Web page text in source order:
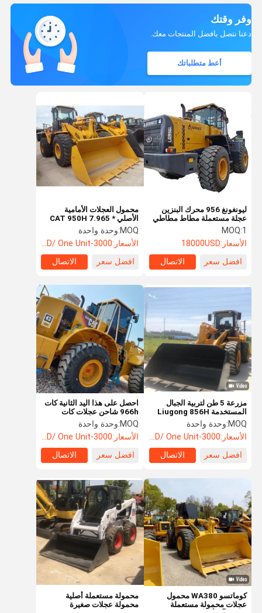
منزل المنتجات أشرطة فيديو حول بنا
وفر وقتك
دعنا نتصل بأفضل المنتجات معك.
أعط متطلباتك
ليونغونغ 956 محرك البنزين
عجلة مستعملة مطاط مطاطي
متوسط 5 طن
MOQ:1
الأسعار:18000USD
افضل سعر
الاتصال
محمول العجلات الأمامية
الأصلي CAT 950H 7.965 *
2.78 * 3.345 M 4.0 Cbm
سعة دلو آلة بناء مستعملة
MOQ: وحدة واحدة
الأسعار:3000-5000USD/ One Unit
افضل سعر
الاتصال
مزرعة 5 طن لتربية الجبال
المستخدمة Liugong 856H
محمول عجلات المستخدمة
المحمول الأمامي
MOQ: وحدة واحدة
الأسعار:3000-5000USD/ One Unit
افضل سعر
الاتصال
احصل على هذا اليد الثانية كات
966h شاحن عجلات كات
966h شاحن في حالة جيدة
للبيع
MOQ: وحدة واحدة
الأسعار:3000-5000USD/ One Unit
افضل سعر
الاتصال
كوماتسو WA380 محمول
عجلات محمولة مستعملة
محمولة مستعملة أصلية
محمولة عجلات صغيرة